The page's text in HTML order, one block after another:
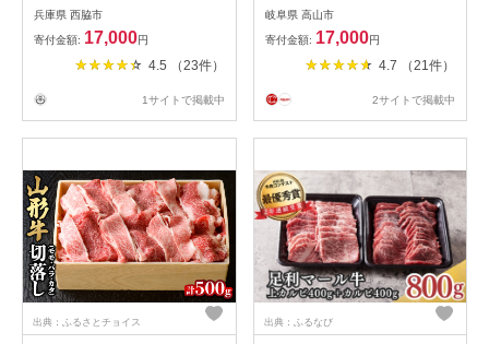
(kawagishi-1)
兵庫県 西脇市
寄付金額: 17,000円
4.5 （23件）
1サイトで掲載中
べ 詰め合わせ BBQ お取り寄
せ 牛肉 和牛 グルメ 焼肉セッ
ト 飛騨高山 ながせ食品
FH012VP
岐阜県 高山市
寄付金額: 17,000円
4.7 （21件）
2サイトで掲載中
出典：ふるさとチョイス 出典：ふるなび